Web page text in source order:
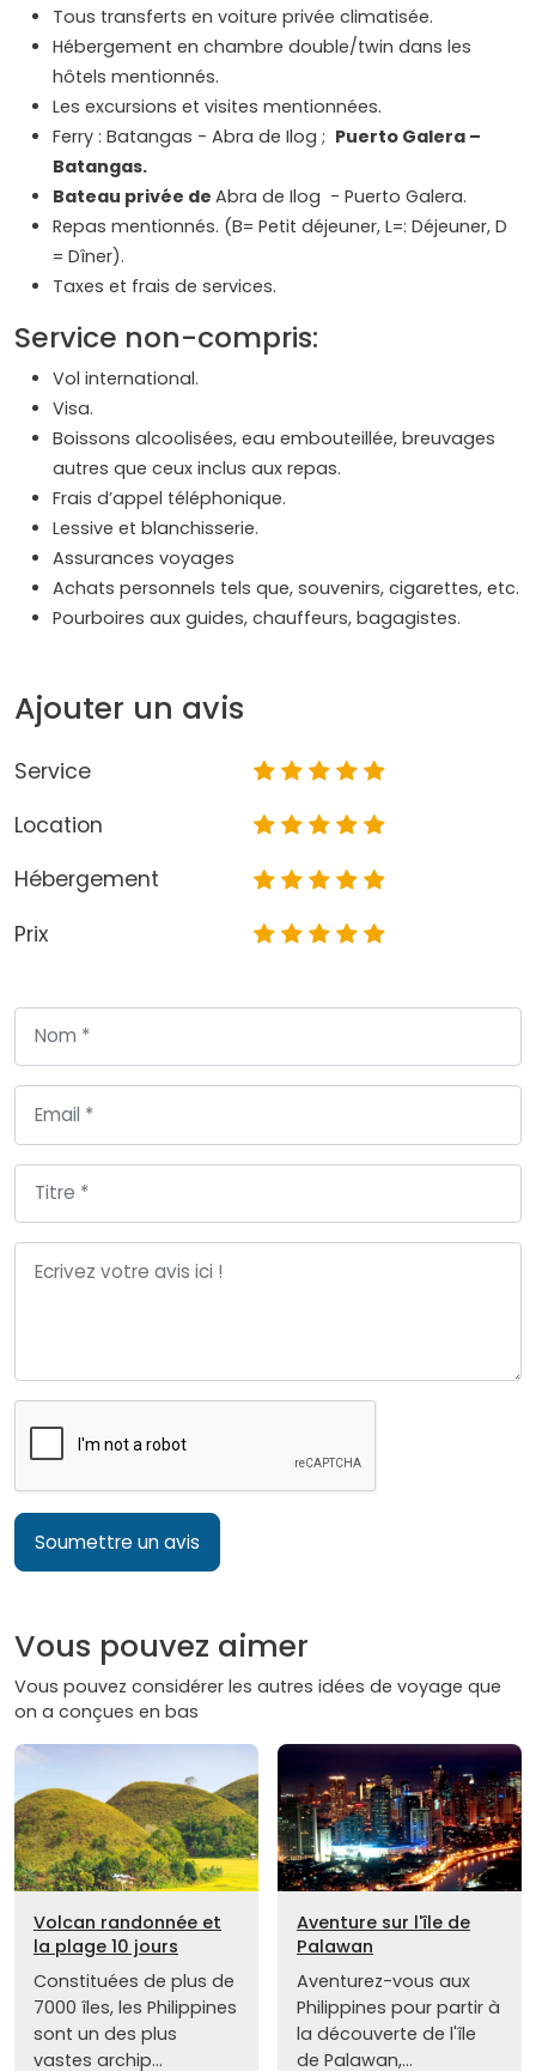
Tous transferts en voiture privée climatisée.
Hébergement en chambre double/twin dans les
hôtels mentionnés.
Les excursions et visites mentionnées.
Ferry : Batangas - Abra de Ilog ; Puerto Galera –
Batangas.
Bateau privée de Abra de Ilog - Puerto Galera.
Repas mentionnés. (B= Petit déjeuner, L=: Déjeuner, D
= Dîner).
Taxes et frais de services.
Service non-compris:
Vol international.
Visa.
Boissons alcoolisées, eau embouteillée, breuvages
autres que ceux inclus aux repas.
Frais d’appel téléphonique.
Lessive et blanchisserie.
Assurances voyages
Achats personnels tels que, souvenirs, cigarettes, etc.
Pourboires aux guides, chauffeurs, bagagistes.
Ajouter un avis
Service
Location
Hébergement
Prix
Soumettre un avis
Vous pouvez aimer
Vous pouvez considérer les autres idées de voyage que
on a conçues en bas
Volcan randonnée et
la plage 10 jours
Constituées de plus de
7000 îles, les Philippines
sont un des plus
vastes archip...
Aventure sur l'île de
Palawan
Aventurez-vous aux
Philippines pour partir à
la découverte de l'île
de Palawan,...